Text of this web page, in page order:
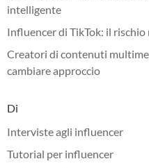
intelligente
Influencer di TikTok: il
Creatori di contenuti
cambiare approccio
Di
Interviste agli influencer
Tutorial per influencer